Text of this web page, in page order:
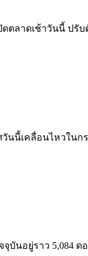
ตลาดเช้าวันนี้ ป
นนี้เคลื่อนไหวใน
นอยู่ราว 5,084